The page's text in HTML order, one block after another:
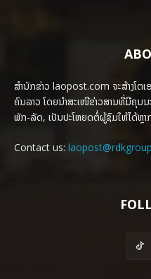
ສຳນັກຂ່າວ laopost.com ຈະສ້າງໂຕ
ຄົນລາວ ໂດຍນຳສະເໜີຂ່າວສານທີ່ມີຄຸນນ
ພັກ-ລັດ, ເປັນປະໂຫຍດຕໍ່ຜູ້ຊົມໃຫ້ໄດ້ຫຼ
Contact us: